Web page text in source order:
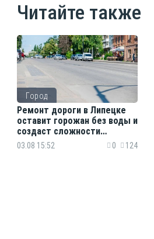
Читайте также
Город
Ремонт дороги в Липецке
оставит горожан без воды и
создаст сложности
водителям
03.08 15:52 0 124